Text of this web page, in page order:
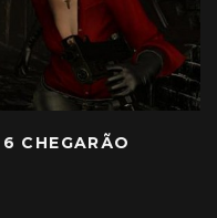
CHEGARÃO